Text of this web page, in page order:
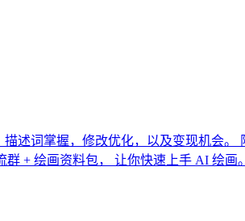
述词掌握，修改优化，以及变现机会。
+ 绘画资料包， 让你快速上手 AI 绘画